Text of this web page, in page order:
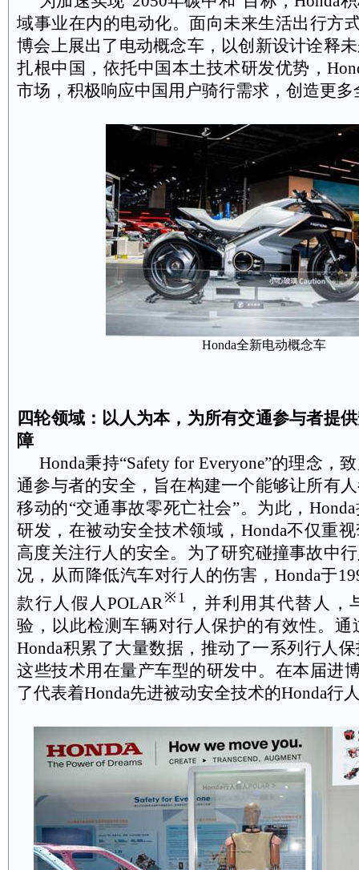
域事业在内的电动化。面向未来生活出行方
博会上展出了电动概念车，以创新设计诠释
扎根中国，依托中国本土技术研发优势，
市场，积极响应中国用户骑行需求，创造更
Honda全新电动概念车
四轮领域：以人为本，为所有交通参与者提
障
Honda秉持“Safety for Everyone”的理念，
通参与者的安全，旨在构建一个能够让所有
移动的“交通事故零死亡社会”。为此，Honda
研发，在被动安全技术领域， Honda不仅重
高度关注行人的安全。为了研究碰撞事故中
况，从而降低汽车对行人的伤害， Honda于
款行人假人POLAR ※ 1
，并利用其代替人，
验，以此检测车辆对行人保护的有效性。通
Honda积累了大量数据，推动了一系列行人
这些技术用在量产车型的研发中。在本届进
了代表着Honda先进被动安全技术的Honda行